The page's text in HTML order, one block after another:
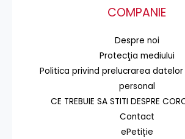
COMPANIE
Despre noi
Protecţia mediului
Politica privind prelucrarea
personal
CE TREBUIE SA STITI DESPRE
Contact
ePetiție